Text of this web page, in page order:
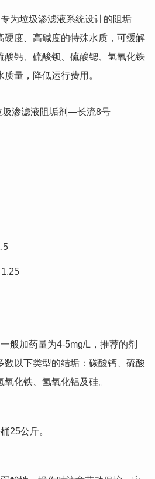
为垃圾渗滤液系统设计的阻垢
硬度、高碱度的特殊水质，可缓解
酸钙、硫酸钡、硫酸锶、氢氧化铁
量，降低运行费用。
般加药量为4-5mg/L，推荐的剂
数以下类型的结垢：碳酸钙、硫酸
化铁、氢氧化铝及硅。
25公斤。